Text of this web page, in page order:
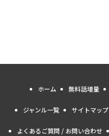
ホーム 無料話増量
ジャンル一覧 サイトマップ
よくあるご質問 / お問い合わせ